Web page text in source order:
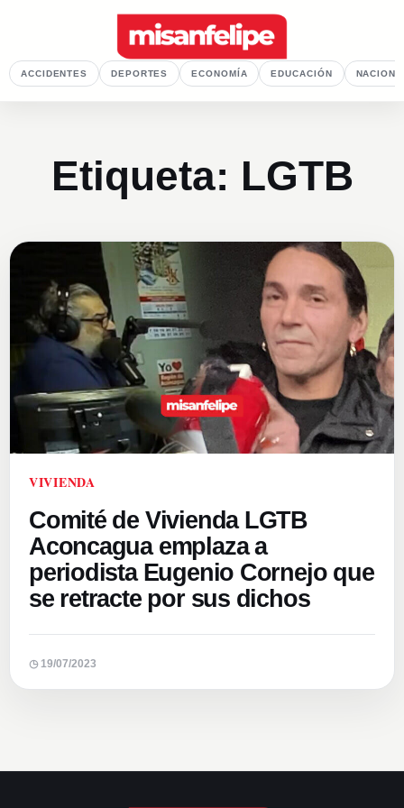
ACCIDENTES DEPORTES ECONOMÍA EDUCACIÓN
Etiqueta: LGTB
VIVIENDA
Comité de Vivienda LGTB
Aconcagua emplaza a
periodista Eugenio Cornejo que
se retracte por sus dichos
◷ 19/07/2023